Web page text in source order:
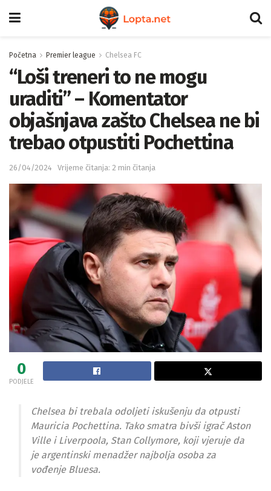
Početna Premier league Chelsea FC
“Loši treneri to ne mogu
uraditi” – Komentator
objašnjava zašto Chelsea ne bi
trebao otpustiti Pochettina
26/04/2024 Vrijeme čitanja: 2 min čitanja
0
PODJELE
Chelsea bi trebala odoljeti iskušenju da otpusti
Mauricia Pochettina. Tako smatra bivši igrač Aston
Ville i Liverpoola, Stan Collymore, koji vjeruje da
je argentinski menadžer najbolja osoba za
vođenje Bluesa.